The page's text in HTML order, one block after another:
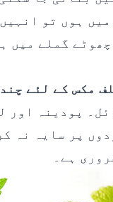
ہوں تو
گملے میں
مکس کے لئے
پودینہ اور
پر سایہ نہ
ہے۔